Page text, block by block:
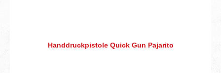
Handdruckpistole Quick Gun Pajarito